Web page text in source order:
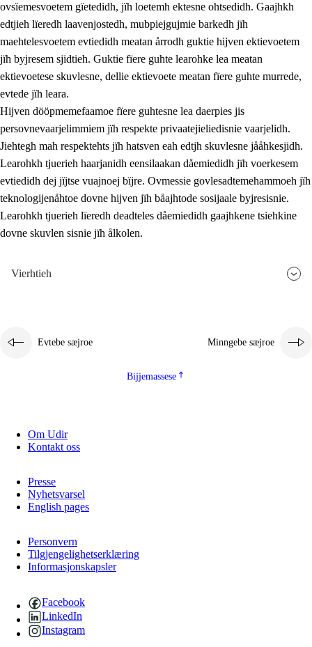
ovsïemesvoetem gïetedidh, jïh loetemh ektesne ohtsedidh. Gaajhkh
edtjieh lïeredh laavenjostedh, mubpiejgujmie barkedh jïh
maehtelesvoetem evtiedidh meatan årrodh guktie hijven ektievoetem
jïh byjresem sjidtieh. Guktie fïere guhte learohke lea meatan
ektievoetese skuvlesne, dellie ektievoete meatan fïere guhte murrede,
evtede jïh leara.
Hijven dööpmemefaamoe fïere guhtesne lea daerpies jis
persovnevaarjelimmiem jïh respekte privaatejieliedisnie vaarjelidh.
Jiehtegh mah respektehts jïh hatsven eah edtjh skuvlesne jååhkesjidh.
Learohkh tjuerieh haarjanidh eensilaakan dåemiedidh jïh voerkesem
evtiedidh dej jïjtse vuajnoej bïjre. Ovmessie govlesadtemehammoeh jïh
teknologijenåhtoe dovne hijven jïh båajhtode sosijaale byjresisnie.
Learohkh tjuerieh lïeredh deadteles dåemiedidh gaajhkene tsiehkine
dovne skuvlen sisnie jïh ålkolen.
Vierhtieh
Evtebe sæjroe Minngebe sæjroe
Bijjemassese
Om Udir
Kontakt oss
Presse
Nyhetsvarsel
English pages
Personvern
Tilgjengelighetserklæring
Informasjonskapsler
Facebook
LinkedIn
Instagram